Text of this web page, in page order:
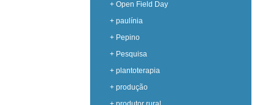
+ Open Field Day
+ paulínia
+ Pepino
+ Pesquisa
+ plantoterapia
+ produção